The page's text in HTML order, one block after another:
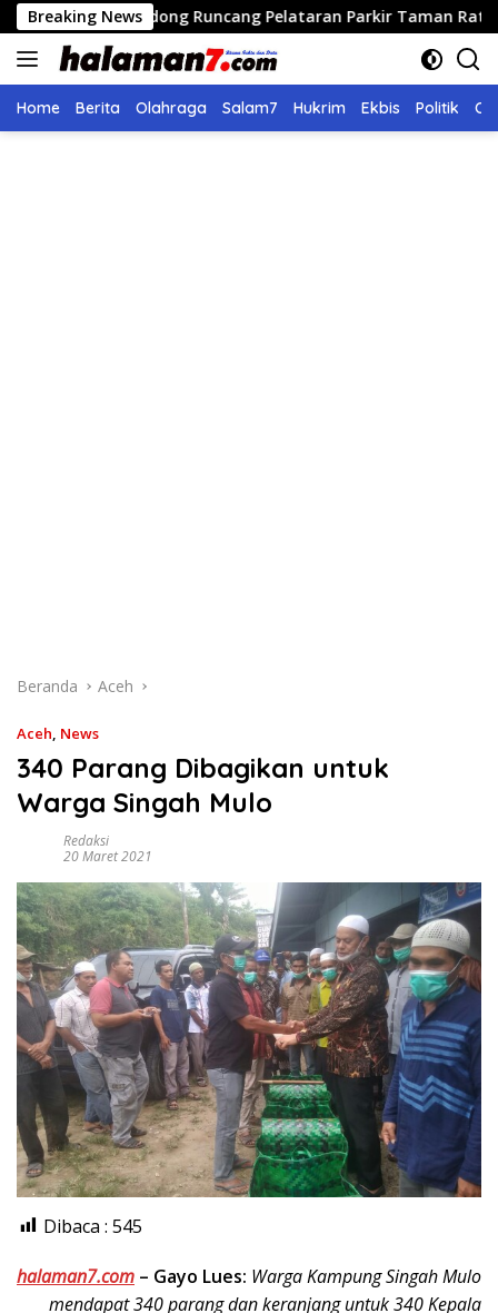
Langsung
ke
konten
Breaking News
Didong Runcang Pelataran Parkir Taman Ratu Safiatuddin
Home Berita Olahraga Salam7 Hukrim Ekbis Politik
Beranda Aceh
Aceh, News
340 Parang Dibagikan untuk
Warga Singah Mulo
Redaksi
20 Maret 2021
Dibaca : 545
halaman7.com – Gayo Lues: Warga Kampung Singah Mulo
mendapat 340 parang dan keranjang untuk 340 Kepala